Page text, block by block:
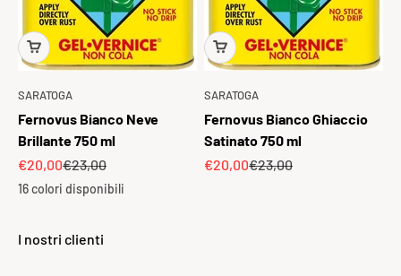
SARATOGA
Fernovus Bianco Neve
Brillante 750 ml
Prezzo scontato
€20,00Prezzo
€23,00
16 colori disponibili
SARATOGA
Fernovus Bianco Ghiaccio
Satinato 750 ml
Prezzo scontato
€20,00Prezzo
€23,00